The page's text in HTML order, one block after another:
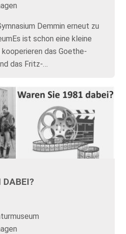
Demmin erneut zu
ist schon eine kleine
das Goethe-
das Fritz-…
DABEI?